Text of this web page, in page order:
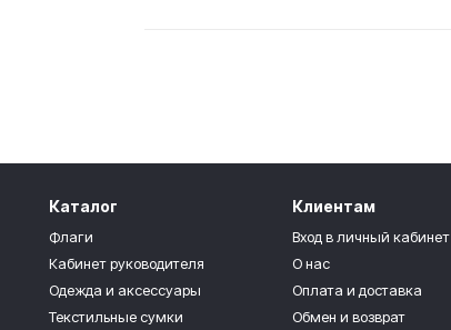
Каталог
Флаги
Кабинет руководителя
Одежда и аксессуары
Текстильные сумки
Клиентам
Вход в личный кабинет
О нас
Оплата и доставка
Обмен и возврат